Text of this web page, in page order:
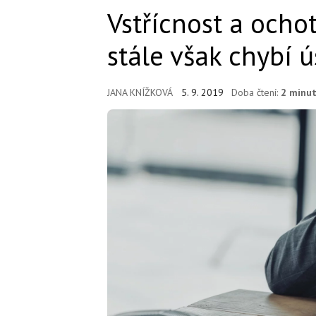
Vstřícnost a
stále však chybí
JANA KNÍŽKOVÁ 5. 9. 2019 Doba čtení: 2